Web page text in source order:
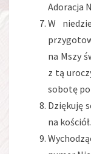
Adoracja
W
na Mszy
z tą
sobotę po
Dziękuję
na